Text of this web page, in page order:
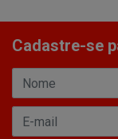
Cadastre-se